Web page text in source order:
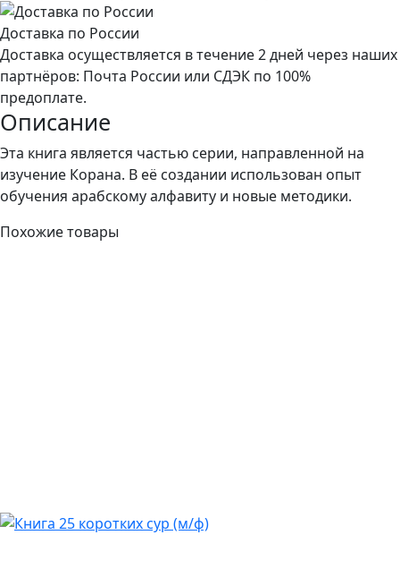
Доставка по России
Доставка осуществляется в течение 2 дней через наших
партнёров: Почта России или СДЭК по 100%
предоплате.
Описание
Эта книга является частью серии, направленной на
изучение Корана. В её создании использован опыт
обучения арабскому алфавиту и новые методики.
Похожие товары